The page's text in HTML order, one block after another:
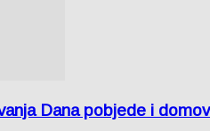
Dana pobjede i